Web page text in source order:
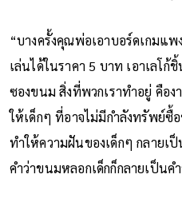
“บางครั้งคุณพ่อเอาบอร์ดเกมแ
เล่นได้ในราคา 5 บาท เอาเลโ
ซองขนม สิ่งที่พวกเราทำอยู่ คือ
ให้เด็กๆ ที่อาจไม่มีกำลังทรัพย์ซื้
ทำให้ความฝันของเด็กๆ กลายเ
คำว่าขนมหลอกเด็กก็กลายเป็น